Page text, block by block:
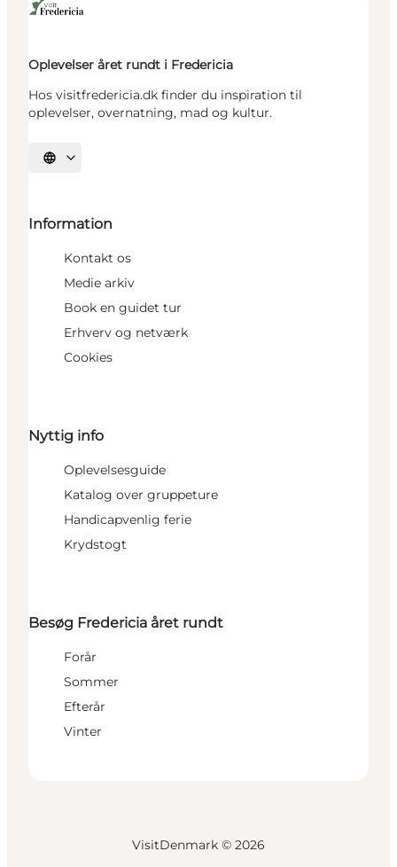
Oplevelser året rundt i Fredericia
Hos visitfredericia.dk finder du inspiration til
oplevelser, overnatning, mad og kultur.
Vælg sprog
Information
Kontakt os
Medie arkiv
Book en guidet tur
Erhverv og netværk
Cookies
Nyttig info
Oplevelsesguide
Katalog over gruppeture
Handicapvenlig ferie
Krydstogt
Besøg Fredericia året rundt
Forår
Sommer
Efterår
Vinter
VisitDenmark © 2026